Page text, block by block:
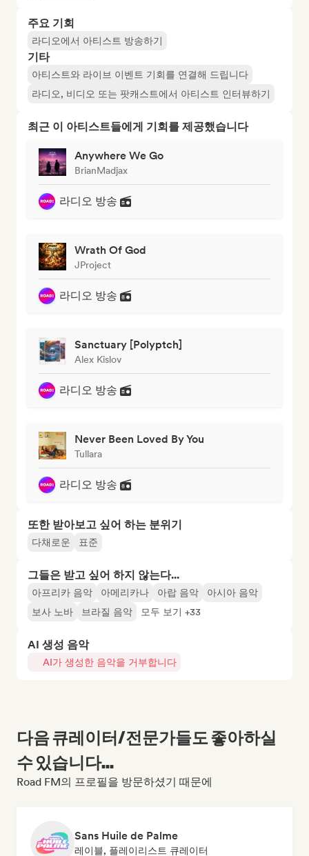
주요 기회
라디오에서 아티스트 방송하기
기타
아티스트와 라이브 이벤트 기회를 연결해 드립니다
라디오, 비디오 또는 팟캐스트에서 아티스트 인터뷰하기
최근 이 아티스트들에게 기회를 제공했습니다
Anywhere We Go
BrianMadjax
라디오 방송
Wrath Of God
JProject
라디오 방송
Sanctuary [Polyptch]
Alex Kislov
라디오 방송
Never Been Loved By You
Tullara
라디오 방송
또한 받아보고 싶어 하는 분위기
다채로운 표준
그들은 받고 싶어 하지 않는다...
아프리카 음악 아메리카나 아랍 음악
아시아 음악
보사 노바
브라질 음악 모두 보기 +33
AI 생성 음악
AI가 생성한 음악을 거부합니다
다음 큐레이터/전문가들도 좋아하실
수 있습니다...
Road FM의 프로필을 방문하셨기 때문에
Sans Huile de Palme
레이블, 플레이리스트 큐레이터